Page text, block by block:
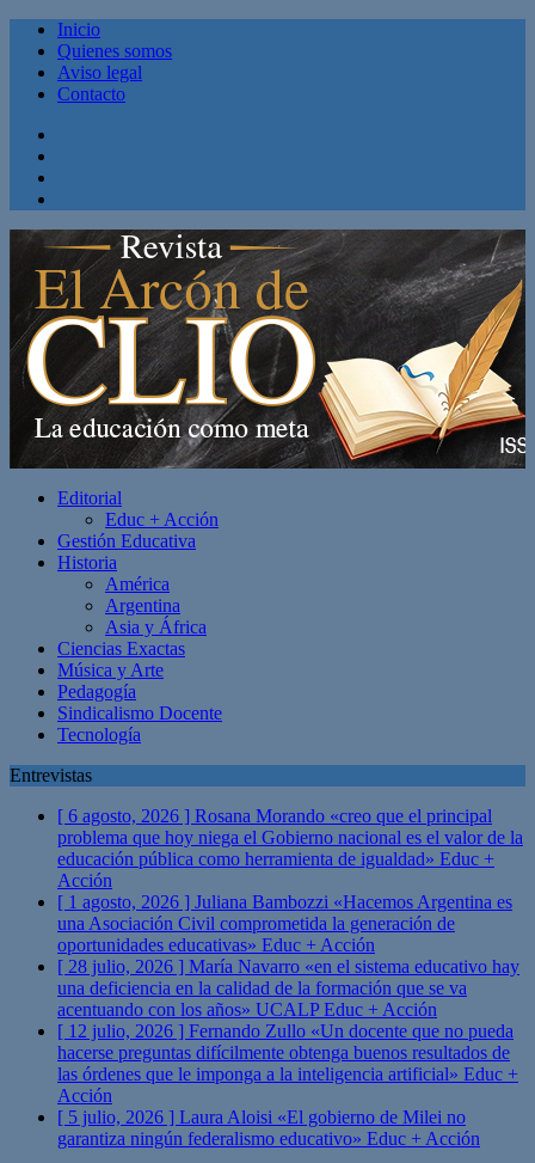
Inicio
Quienes somos
Aviso legal
Contacto
Editorial
Educ + Acción
Gestión Educativa
Historia
América
Argentina
Asia y África
Ciencias Exactas
Música y Arte
Pedagogía
Sindicalismo Docente
Tecnología
Entrevistas
[ 6 agosto, 2026 ] Rosana Morando «creo que el principal
problema que hoy niega el Gobierno nacional es el valor de la
educación pública como herramienta de igualdad» Educ +
Acción
[ 1 agosto, 2026 ] Juliana Bambozzi «Hacemos Argentina es
una Asociación Civil comprometida la generación de
oportunidades educativas» Educ + Acción
[ 28 julio, 2026 ] María Navarro «en el sistema educativo hay
una deficiencia en la calidad de la formación que se va
acentuando con los años» UCALPEduc + Acción
[ 12 julio, 2026 ] Fernando Zullo «Un docente que no pueda
hacerse preguntas difícilmente obtenga buenos resultados de
las órdenes que le imponga a la inteligencia artificial» Educ +
Acción
[ 5 julio, 2026 ] Laura Aloisi «El gobierno de Milei no
garantiza ningún federalismo educativo» Educ + Acción